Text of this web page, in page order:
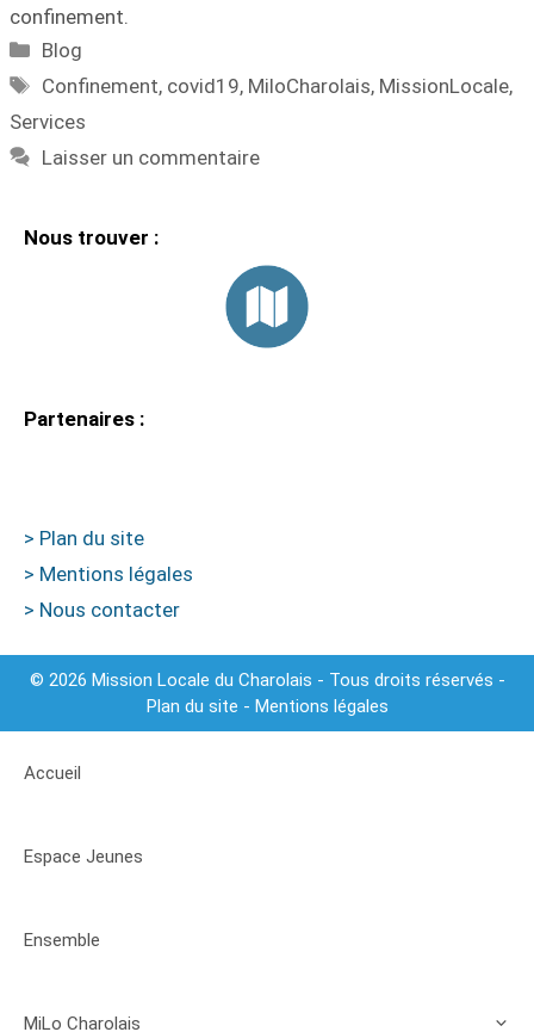
confinement.
Blog
Confinement, covid19, MiloCharolais, MissionLocale,
Services
Laisser un commentaire
Nous trouver :
Partenaires :
> Plan du site
> Mentions légales
> Nous contacter
© 2026 Mission Locale du Charolais - Tous droits réservés -
Plan du site - Mentions légales
Accueil
Espace Jeunes
Ensemble
MiLo Charolais